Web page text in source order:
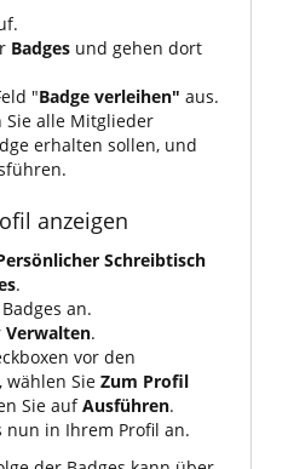
Badges und gehen dort
"Badge verleihen" aus.
Sie alle Mitglieder
erhalten sollen, und
anzeigen
Schreibtisch
.
an.
Verwalten.
vor den
wählen Sie Zum Profil
Sie aufAusführen.
nun in Ihrem Profil an.